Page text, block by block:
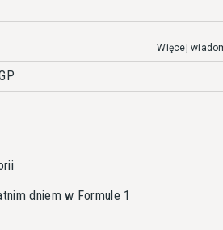
Więcej
dniem w Formule 1